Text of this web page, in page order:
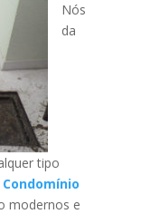
Nós
da
tipo
modernos e